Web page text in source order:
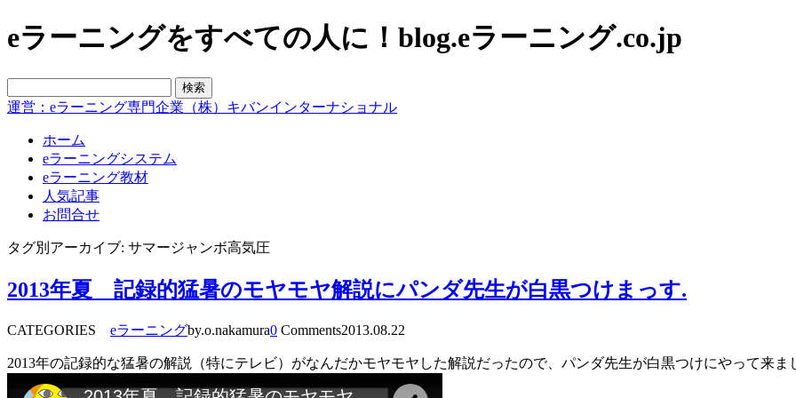
eラーニングをすべての人に！blog.eラーニング.co.jp
運営：eラーニング専門企業（株）キバンインターナショナル
ホーム
eラーニングシステム
eラーニング教材
人気記事
お問合せ
タグ別アーカイブ: サマージャンボ高気圧
2013年夏 記録的猛暑のモヤモヤ解説にパンダ先生が白黒つけまっす.
CATEGORIES eラーニングby.o.nakamura0 Comments2013.08.22
2013年の記録的な猛暑の解説（特にテレビ）がなんだかモヤモヤした解説だったので、パンダ先生が白黒つけにやって来ま